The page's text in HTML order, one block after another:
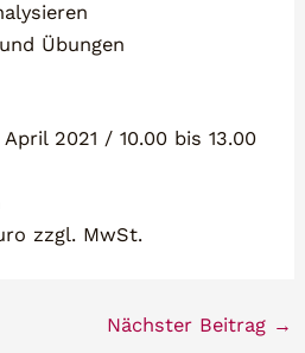
Übungen
2021 / 10.00 bis 13.00
zzgl. MwSt.
Nächster Beitrag →